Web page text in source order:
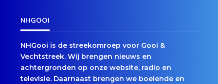
NHGOOI
NHGooi is de streekomroep voor Gooi &
Vechtstreek. Wij brengen nieuws en
achtergronden op onze website, radio en
televisie. Daarnaast brengen we boeiende en